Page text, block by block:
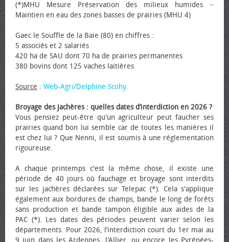
(*)MHU Mesure Préservation des milieux humides −
Maintien en eau des zones basses de prairies (MHU 4)
Gaec le Souffle de la Baie (80) en chiffres :
5 associés et 2 salariés
420 ha de SAU dont 70 ha de prairies permanentes
380 bovins dont 125 vaches laitières
Source : Web-Agri/Delphine Scohy
Broyage des jachères : quelles dates d’interdiction en 2026 ?
Vous pensiez peut-être qu'un agriculteur peut faucher ses
prairies quand bon lui semble car de toutes les manières il
est chez lui ? Que Nenni, il est soumis à une réglementation
rigoureuse.
A chaque printemps c'est la même chose, il existe une
période de 40 jours où fauchage et broyage sont interdits
sur les jachères déclarées sur Telepac (*). Cela s'applique
également aux bordures de champs, bande le long de forêts
sans production et bande tampon éligible aux aides de la
PAC (*). Les dates des périodes peuvent varier selon les
départements. Pour 2026, l’interdiction court du 1er mai au
9 juin dans les Ardennes, l'Allier, ou encore les Pyrénées-